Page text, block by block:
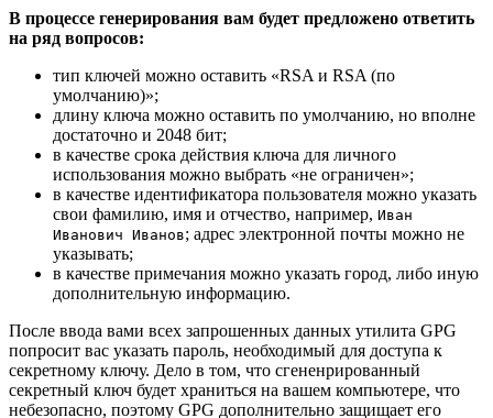
В процессе генерирования вам будет предложено ответить
на ряд вопросов:
тип ключей можно оставить «RSA и RSA (по
умолчанию)»;
длину ключа можно оставить по умолчанию, но вполне
достаточно и 2048 бит;
в качестве срока действия ключа для личного
использования можно выбрать «не ограничен»;
в качестве идентификатора пользователя можно указать
свои фамилию, имя и отчество, например, Иван
Иванович Иванов; адрес электронной почты можно не
указывать;
в качестве примечания можно указать город, либо иную
дополнительную информацию.
После ввода вами всех запрошенных данных утилита GPG
попросит вас указать пароль, необходимый для доступа к
секретному ключу. Дело в том, что сгененрированный
секретный ключ будет храниться на вашем компьютере, что
небезопасно, поэтому GPG дополнительно защищает его